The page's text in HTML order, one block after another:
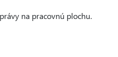
na pracovnú plochu.